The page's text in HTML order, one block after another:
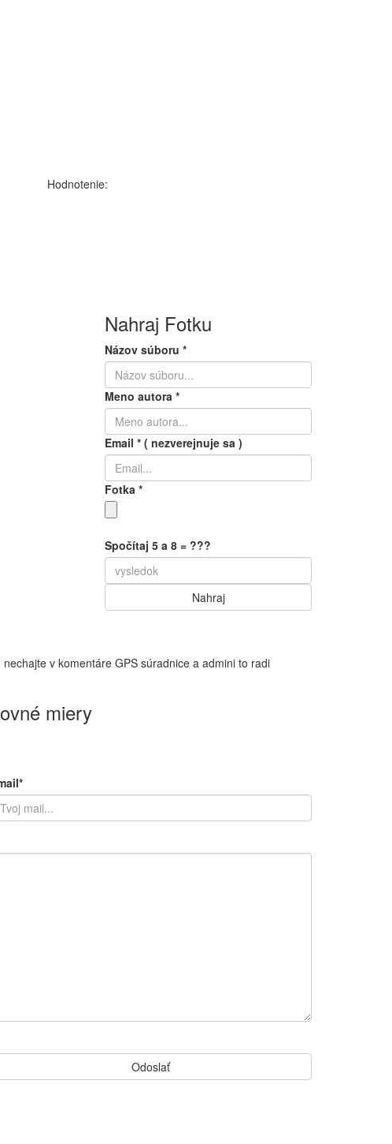
Hodnotenie:
Nahraj Fotku
Názov súboru*
Meno autora*
Email* ( nezverejnuje sa )
Fotka*
Spočítaj 5 a 8 = ???
v komentáre GPS súradnice a admini to radi
miery